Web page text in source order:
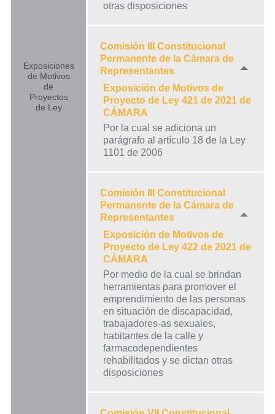
Exposiciones
de Motivos
de
Proyectos
de Ley
otras disposiciones
Comisión III Constitucional
Permanente de la Cámara de
Representantes
Exposición de Motivos de
Proyecto de Ley 421 de 2021 de
CÁMARA
Por la cual se adiciona un
parágrafo al artículo 18 de la Ley
1101 de 2006
Comisión III Constitucional
Permanente de la Cámara de
Representantes
Exposición de Motivos de
Proyecto de Ley 422 de 2021 de
CÁMARA
Por medio de la cual se brindan
herramientas para promover el
emprendimiento de las personas
en situación de discapacidad,
trabajadores-as sexuales,
habitantes de la calle y
farmacodependientes
rehabilitados y se dictan otras
disposiciones